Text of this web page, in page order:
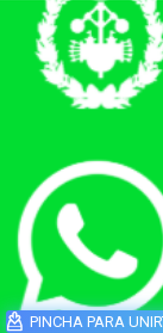
PINCHA PARA